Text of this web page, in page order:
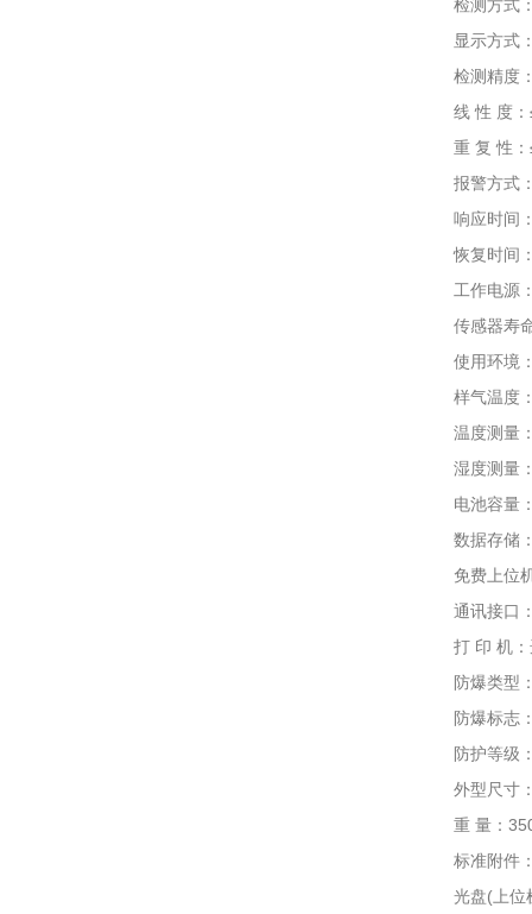
检测方式：
显示方式：
检测精度：
线 性 度：
重 复 性：
报警方式：
响应时间：
恢复时间
工作电源：
传感器寿命
使用环境：
样气温度：-
温度测量：
湿度测量：
电池容量：
数据存储：
免费上位机
通讯接口：
打 印 机：
防爆类型：
防爆标志：
防护等级：
外型尺寸：
重 量：
标准附件：
光盘(上位机